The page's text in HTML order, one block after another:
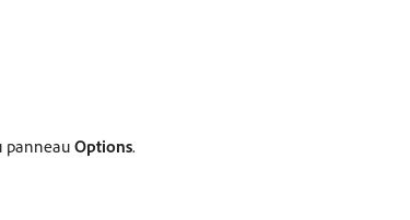
panneau Options.